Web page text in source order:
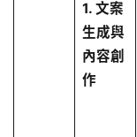
1. 文案
生成與
內容創
作